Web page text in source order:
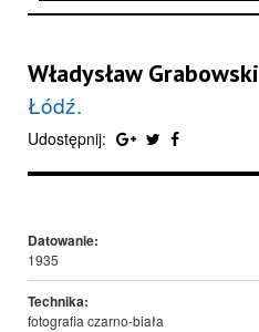
Władysław Grabowski
Łódź.
Udostępnij:
Datowanie:
1935
Technika:
fotografia czarno-biała